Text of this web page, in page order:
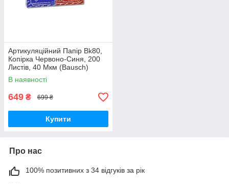
Артикуляційний Папір Bk80,
Копірка Червоно-Синя, 200
Листів, 40 Мкм (Bausch)
В наявності
649 ₴ 699 ₴
Купити
Про нас
100% позитивних з 34 відгуків за рік